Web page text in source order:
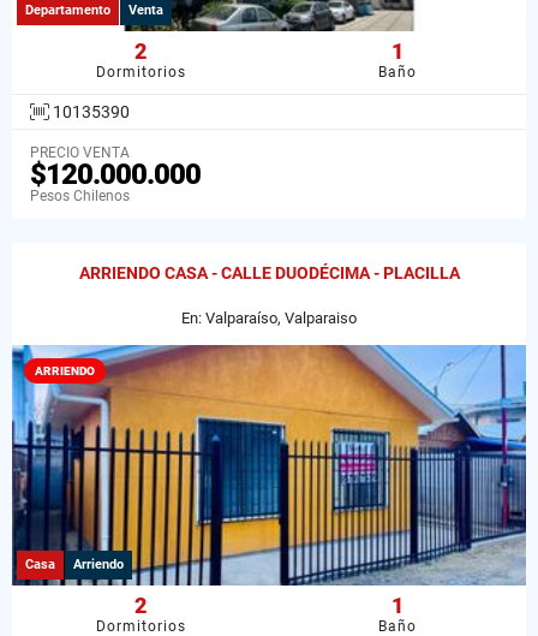
Departamento Venta
2
Dormitorios
1
Baño
10135390
PRECIO VENTA
$120.000.000
Pesos Chilenos
ARRIENDO CASA - CALLE DUODÉCIMA - PLACILLA
En: Valparaíso, Valparaiso
ARRIENDO
Casa Arriendo
2
Dormitorios
1
Baño